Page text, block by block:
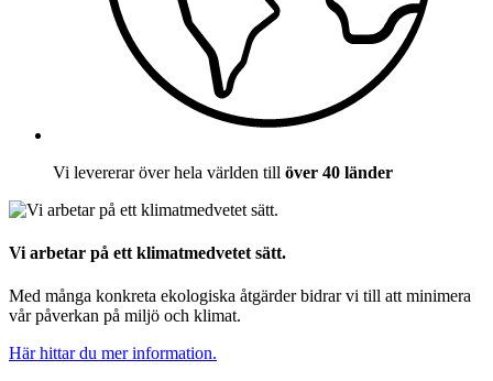
Vi levererar över hela världen till över 40 länder
Vi arbetar på ett klimatmedvetet sätt.
Med många konkreta ekologiska åtgärder bidrar vi till att minimera
vår påverkan på miljö och klimat.
Här hittar du mer information.